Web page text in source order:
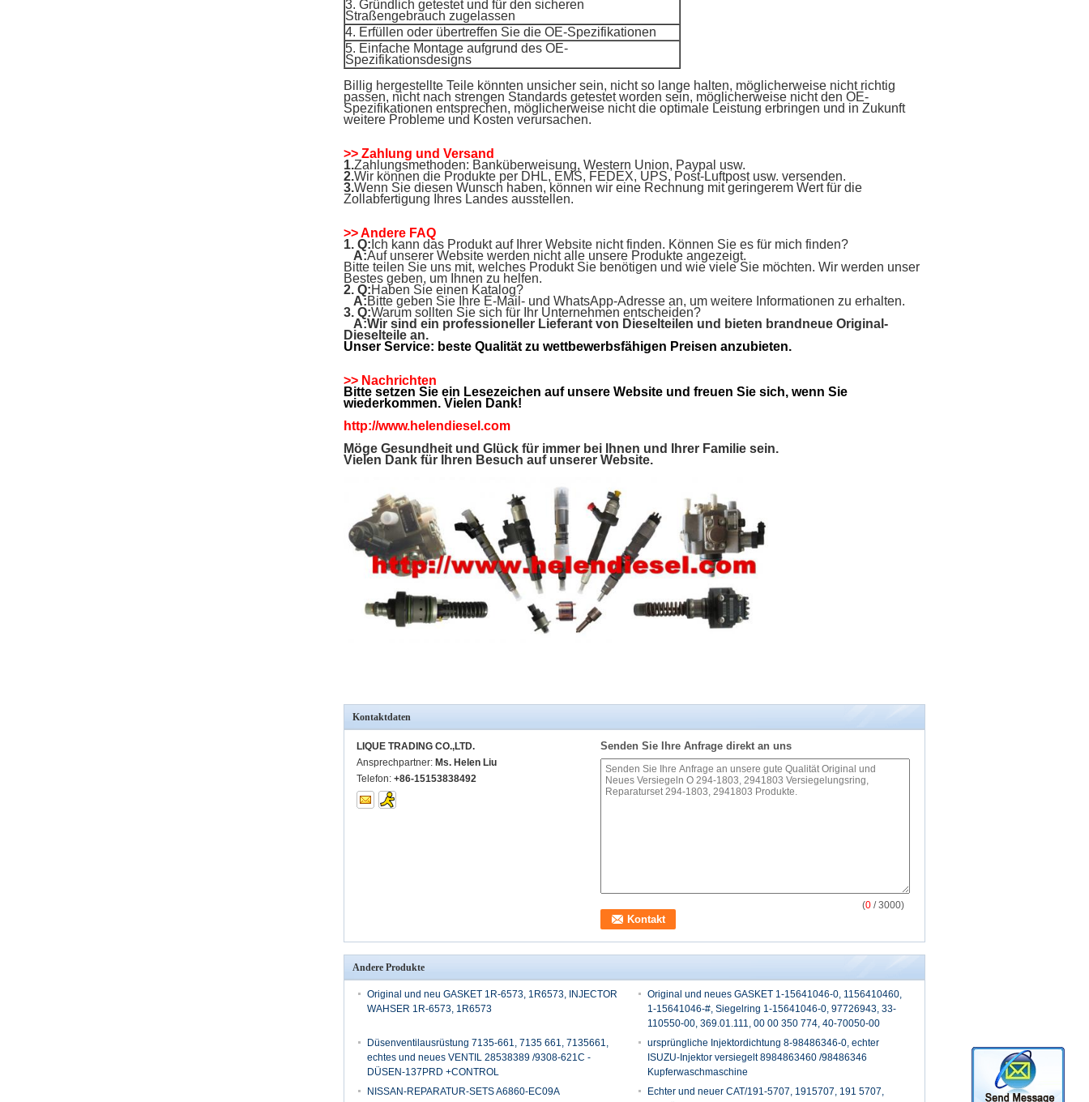
3. Gründlich getestet und für den sicheren
Straßengebrauch zugelassen
4. Erfüllen oder übertreffen Sie die OE-Spezifikationen
5. Einfache Montage aufgrund des OE-
Spezifikationsdesigns
Billig hergestellte Teile könnten unsicher sein, nicht so lange halten, möglicherweise nicht richtig
passen, nicht nach strengen Standards getestet worden sein, möglicherweise nicht den OE-
Spezifikationen entsprechen, möglicherweise nicht die optimale Leistung erbringen und in Zukunft
weitere Probleme und Kosten verursachen.
>> Zahlung und Versand
1.Zahlungsmethoden: Banküberweisung, Western Union, Paypal usw.
2.Wir können die Produkte per DHL, EMS, FEDEX, UPS, Post-Luftpost usw. versenden.
3.Wenn Sie diesen Wunsch haben, können wir eine Rechnung mit geringerem Wert für die
Zollabfertigung Ihres Landes ausstellen.
>> Andere FAQ
1. Q: Ich kann das Produkt auf Ihrer Website nicht finden. Können Sie es für mich finden?
A:Auf unserer Website werden nicht alle unsere Produkte angezeigt.
Bitte teilen Sie uns mit, welches Produkt Sie benötigen und wie viele Sie möchten. Wir werden unser
Bestes geben, um Ihnen zu helfen.
2. Q:Haben Sie einen Katalog?
A:Bitte geben Sie Ihre E-Mail- und WhatsApp-Adresse an, um weitere Informationen zu erhalten.
3. Q:Warum sollten Sie sich für Ihr Unternehmen entscheiden?
A:Wir sind ein professioneller Lieferant von Dieselteilen und bieten brandneue Original-
Dieselteile an.
Unser Service: beste Qualität zu wettbewerbsfähigen Preisen anzubieten.
>> Nachrichten
Bitte setzen Sie ein Lesezeichen auf unsere Website und freuen Sie sich, wenn Sie
wiederkommen. Vielen Dank!
http://www.helendiesel.com
Möge Gesundheit und Glück für immer bei Ihnen und Ihrer Familie sein.
Vielen Dank für Ihren Besuch auf unserer Website.
Kontaktdaten
LIQUE TRADING CO.,LTD.
Ansprechpartner: Ms. Helen Liu
Telefon: +86-15153838492
Senden Sie Ihre Anfrage direkt an uns
(0 / 3000)
Andere Produkte
Original und neu GASKET 1R-6573, 1R6573, INJECTOR
WAHSER 1R-6573, 1R6573
Original und neues GASKET 1-15641046-0, 1156410460,
1-15641046-#, Siegelring 1-15641046-0, 97726943, 33-
110550-00, 369.01.111, 00 00 350 774, 40-70050-00
Düsenventilausrüstung 7135-661, 7135 661, 7135661,
echtes und neues VENTIL 28538389 /9308-621C -
DÜSEN-137PRD +CONTROL
ursprüngliche Injektordichtung 8-98486346-0, echter
ISUZU-Injektor versiegelt 8984863460 /98486346
Kupferwaschmaschine
NISSAN-REPARATUR-SETS A6860-EC09A
Echter und neuer CAT/191-5707, 1915707, 191 5707,